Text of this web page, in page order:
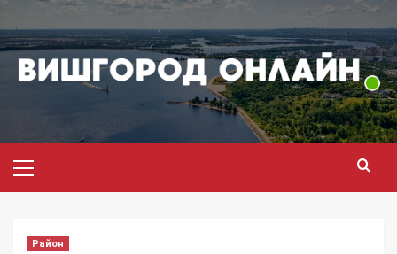
до
вмісту
меню
Район